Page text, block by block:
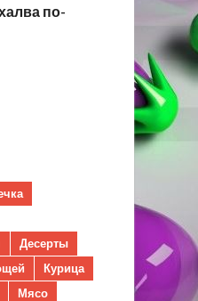
по-
Десерты
Курица
Мясо